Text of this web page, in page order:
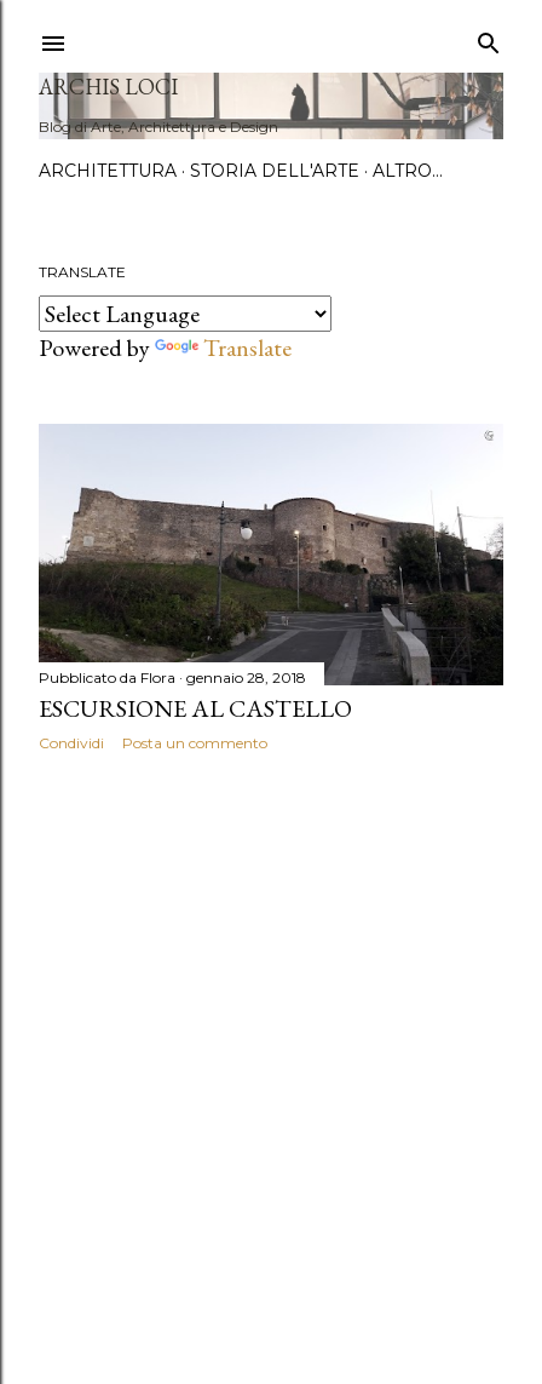
ARCHIS LOCI
Blog di Arte, Architettura e Design
ARCHITETTURA STORIA DELL'ARTE ALTRO…
P
o
s
TRANSLATE
Powered by Translate
Pubblicato da Flora gennaio 28, 2018
ESCURSIONE AL CASTELLO
Condividi Posta un commento